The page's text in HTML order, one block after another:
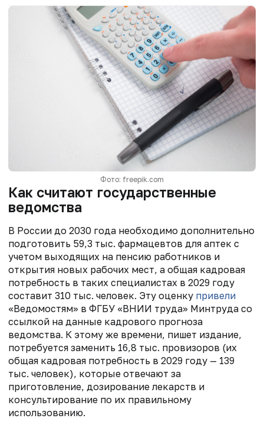
Фото: freepik.com
Как считают государственные
ведомства
В России до 2030 года необходимо дополнительно
подготовить 59,3 тыс. фармацевтов для аптек с
учетом выходящих на пенсию работников и
открытия новых рабочих мест, а общая кадровая
потребность в таких специалистах в 2029 году
составит 310 тыс. человек. Эту оценку привели
«Ведомостям» в ФГБУ «ВНИИ труда» Минтруда со
ссылкой на данные кадрового прогноза
ведомства. К этому же времени, пишет издание,
потребуется заменить 16,8 тыс. провизоров (их
общая кадровая потребность в 2029 году — 139
тыс. человек), которые отвечают за
приготовление, дозирование лекарств и
консультирование по их правильному
использованию.